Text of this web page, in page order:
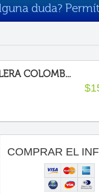
duda?
COLOMB...
COMPRAR EL